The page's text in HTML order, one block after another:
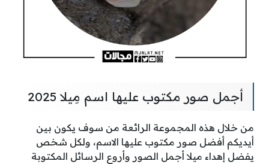
أجمل صور مكتوب عليها اسم مِيلا 2025
من خلال هذه المجموعة الرائعة من سوف يكون بين
أيديكم أفضل صور مكتوب عليها الاسم، ولكل شخص
يفضل إهداء ميلا أجمل الصور وأروع الرسائل المكتوبة